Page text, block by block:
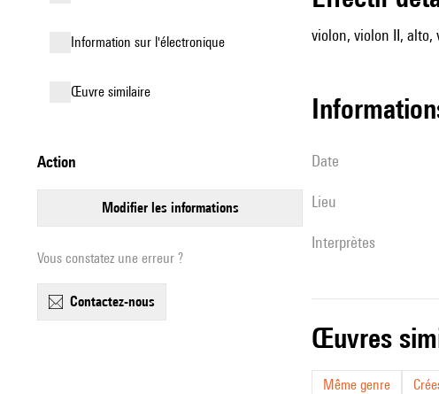
Information sur l'électronique
œuvre similaire
action
modifier les informations
Vous constatez une erreur ?
contactez-nous
violon, violon II, alto,
date
lieu
interprètes
œuvres
Même genre